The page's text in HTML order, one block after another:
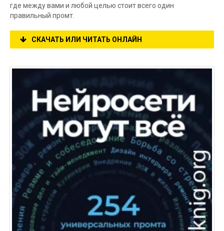
где между вами и любой целью стоит всего один
правильный промт.
СКАЧАТЬ ИЛИ ЧИТАТЬ ОНЛАЙН